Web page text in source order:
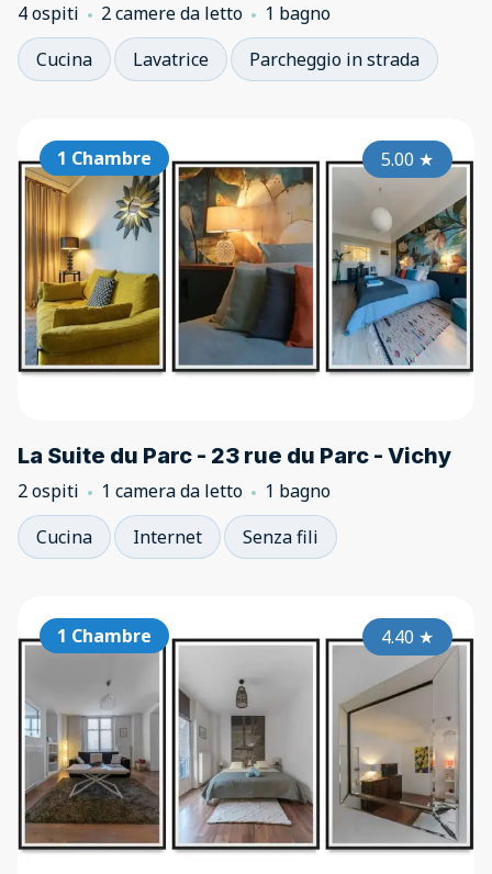
4 ospiti 2 camere da letto
1 bagno
Cucina
Lavatrice Parcheggio in strada
1 Chambre 5.00 ★
La Suite du Parc - 23 rue du Parc - Vichy
2 ospiti 1 camera da letto
1 bagno
Cucina
Internet Senza fili
1 Chambre 4.40 ★